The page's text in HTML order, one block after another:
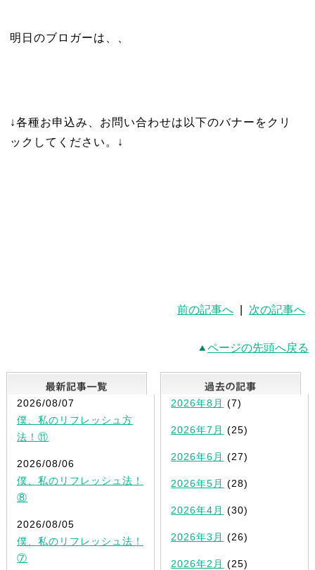
明日のブロガーは、、
↓各種お申込み、お問い合わせは以下のバナーをクリ
ックしてください。↓
前の記事へ 次の記事へ
ページの先頭へ戻る
最新記事一覧
2026/08/07
僕、私のリフレッシュ方
法！⑪
2026/08/06
僕、私のリフレッシュ法！
⑧
2026/08/05
僕、私のリフレッシュ法！
⑦
2026年8月 (7)
2026年7月 (25)
2026年6月 (27)
2026年5月 (28)
2026年4月 (30)
2026年3月 (26)
2026年2月 (25)